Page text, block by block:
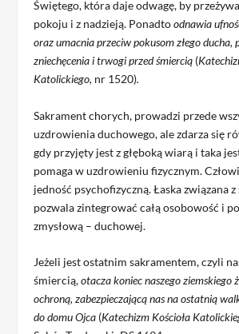
Świętego, która daje odwagę, by
pokoju i z nadzieją. Ponadtoodnawia
oraz umacnia przeciw pokusom złego ducha,
zniechęcenia i trwogi przed śmiercią (
Katolickiego, nr 1520).
Sakrament chorych, prowadzi przede
uzdrowienia duchowego, ale zdarza się
gdy przyjęty jest z głęboką wiarą i taka
pomaga w uzdrowieniu fizycznym.
jedność psychofizyczną. Łaska związana
pozwala zintegrować całą osobowość i
zmysłową – duchowej.
Jeżeli jest ostatnim sakramentem, czyli
śmiercią,otacza koniec naszego ziemskiego
ochroną, zabezpieczającą nas na ostatnią
do domu Ojca (Katechizm Kościoła